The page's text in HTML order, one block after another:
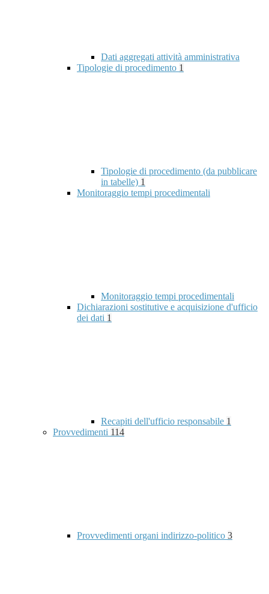
Dati aggregati attività amministrativa
Tipologie di procedimento 1
Tipologie di procedimento (da pubblicare
in tabelle) 1
Monitoraggio tempi procedimentali
Monitoraggio tempi procedimentali
Dichiarazioni sostitutive e acquisizione d'ufficio
dei dati 1
Recapiti dell'ufficio responsabile 1
Provvedimenti 114
Provvedimenti organi indirizzo-politico 3